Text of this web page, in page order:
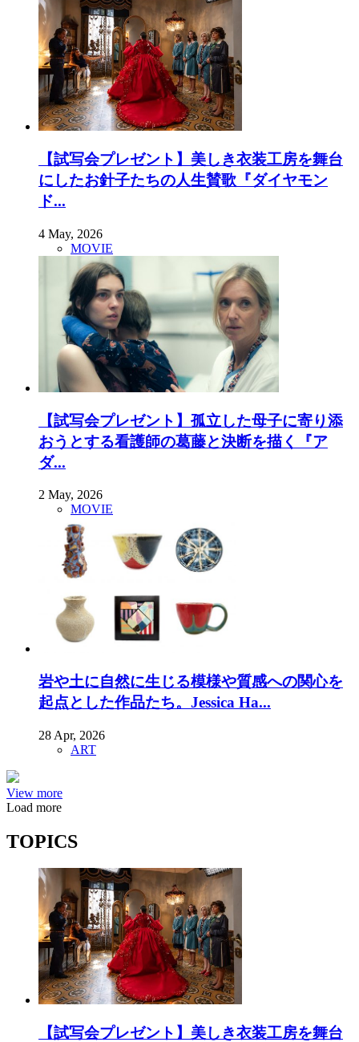
【試写会プレゼント】美しき衣装工房を舞台
にしたお針子たちの人生賛歌『ダイヤモン
ド...
4 May, 2026
MOVIE
【試写会プレゼント】孤立した母子に寄り添
おうとする看護師の葛藤と決断を描く『ア
ダ...
2 May, 2026
MOVIE
岩や土に自然に生じる模様や質感への関心を
起点とした作品たち。Jessica Ha...
28 Apr, 2026
ART
View more
Load more
TOPICS
【試写会プレゼント】美しき衣装工房を舞台